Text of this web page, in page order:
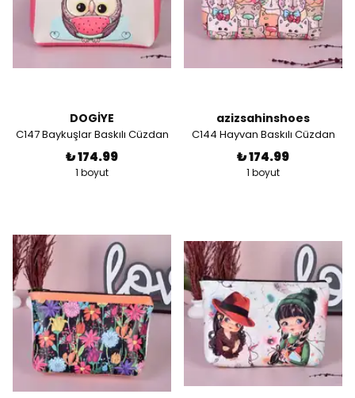
DOGİYE
C147 Baykuşlar Baskılı Cüzdan
₺ 174.99
1 boyut
azizsahinshoes
C144 Hayvan Baskılı Cüzdan
₺ 174.99
1 boyut